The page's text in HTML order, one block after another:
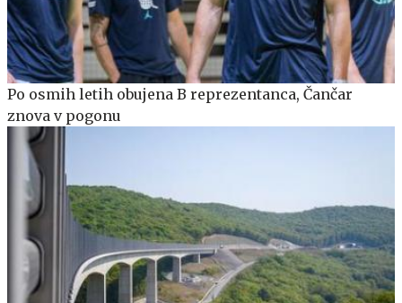
Po osmih letih obujena B reprezentanca, Čančar
znova v pogonu